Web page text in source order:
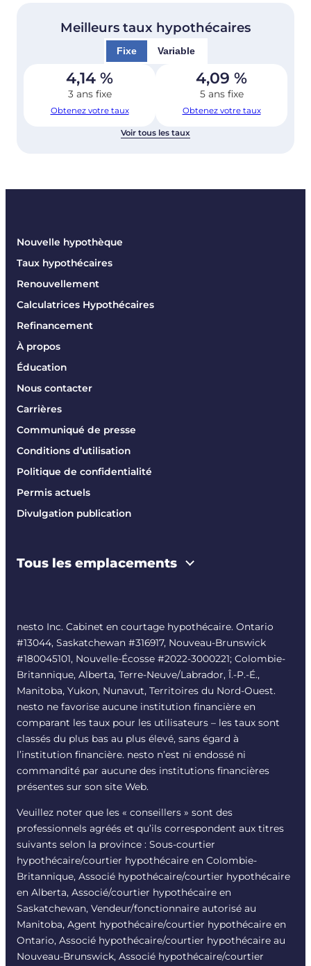
Meilleurs taux hypothécaires
Fixe Variable
4,14 %
3 ans fixe
Obtenez votre taux
4,09 %
5 ans fixe
Obtenez votre taux
Voir tous les taux
Nouvelle hypothèque
Taux hypothécaires
Renouvellement
Calculatrices Hypothécaires
Refinancement
À propos
Éducation
Nous contacter
Carrières
Communiqué de presse
Conditions d’utilisation
Politique de confidentialité
Permis actuels
Divulgation publication
Tous les emplacements
nesto Inc. Cabinet en courtage hypothécaire. Ontario
#13044, Saskatchewan #316917, Nouveau-Brunswick
#180045101, Nouvelle-Écosse #2022-3000221; Colombie-
Britannique, Alberta, Terre-Neuve/Labrador, Î.-P.-É.,
Manitoba, Yukon, Nunavut, Territoires du Nord-Ouest.
nesto ne favorise aucune institution financière en
comparant les taux pour les utilisateurs – les taux sont
classés du plus bas au plus élevé, sans égard à
l’institution financière. nesto n’est ni endossé ni
commandité par aucune des institutions financières
présentes sur son site Web.
Veuillez noter que les « conseillers » sont des
professionnels agréés et qu’ils correspondent aux titres
suivants selon la province : Sous-courtier
hypothécaire/courtier hypothécaire en Colombie-
Britannique, Associé hypothécaire/courtier hypothécaire
en Alberta, Associé/courtier hypothécaire en
Saskatchewan, Vendeur/fonctionnaire autorisé au
Manitoba, Agent hypothécaire/courtier hypothécaire en
Ontario, Associé hypothécaire/courtier hypothécaire au
Nouveau-Brunswick, Associé hypothécaire/courtier